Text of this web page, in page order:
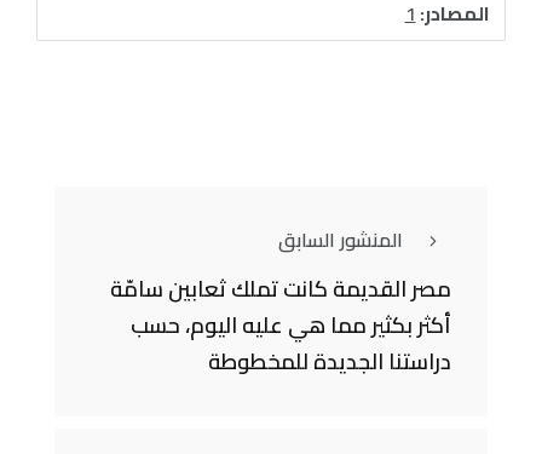
المصادر:1
المنشور السابق
مصر القديمة كانت تملك ثعابين سامّة
أكثر بكثير مما هي عليه اليوم، حسب
دراستنا الجديدة للمخطوطة